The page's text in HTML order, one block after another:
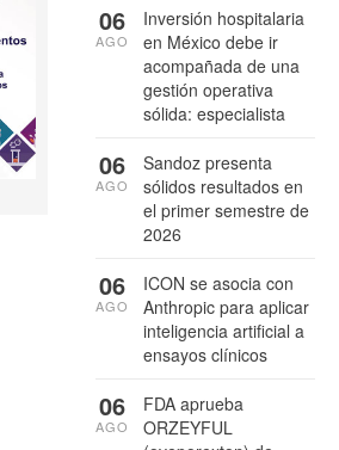
Inversión hospitalaria
en México debe ir
acompañada de una
gestión operativa
sólida: especialista
06
AGO
Sandoz presenta
sólidos resultados en
el primer semestre de
2026
06
AGO
ICON se asocia con
Anthropic para aplicar
inteligencia artificial a
ensayos clínicos
06
AGO
FDA aprueba
ORZEYFUL
06
AGO